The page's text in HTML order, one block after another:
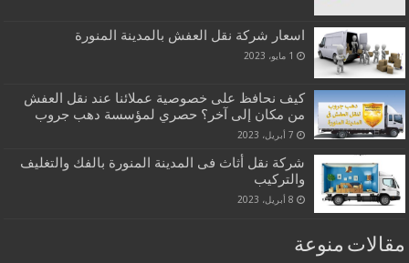
اسعار شركة نقل العفش بالمدينة المنورة
1 مايو، 2023
كيف نحافظ على خصوصية عملائنا عند نقل العفش
من مكان إلى آخر؟ حصري لمؤسسة دهب جروب
7 أبريل، 2023
شركة نقل أثاث فى المدينة المنورة بالفك والتغليف
والتركيب
8 أبريل، 2023
مقالات منوعة